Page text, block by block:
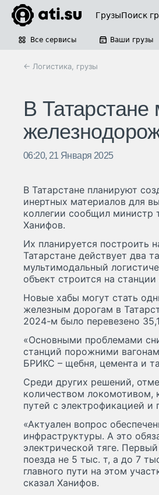
ГрузыПоиск
Все сервисы Ваши грузы
← Логистика, грузы
В Татарстане
06:20, 21 Января 2025
В Татарстане планируют
инертных материалов для
коллегии сообщил министр
Ханифов.
Их планируется построить
Татарстане действует два
мультимодальный
объект строится на
Новые хабы могут стать
железным дорогам в
2024-м было перевезено
«Основными проблемами
станций порожними
БРИКС – щебня, цемента и
Среди других решений,
количеством локомотивом,
путей с электрофикацией
«Актуален вопрос
инфраструктуры. А это
электрической тяге.
поезда не 5 тыс. т, а до 7
главного пути на этом
сказал Ханифов.